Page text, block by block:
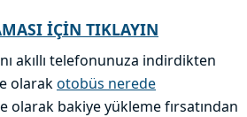
İÇİN TIKLAYIN
akıllı telefonunuza indirdikten
olarakotobüs nerede
olarak bakiye yükleme fırsatından